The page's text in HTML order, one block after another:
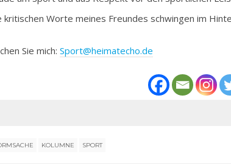
kritischen Worte meines Freundes schwingen im
Sie mich: Sport@heimatecho.de
KOLUMNE SPORT